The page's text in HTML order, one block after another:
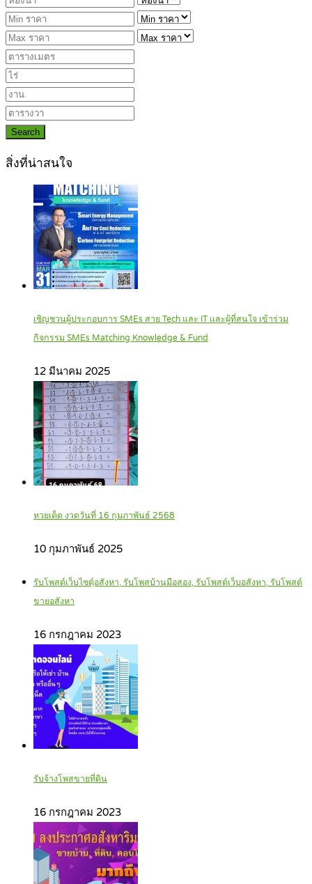
Search
สิ่งที่น่าสนใจ
เชิญชวนผู้ประกอบการ SMEs สาย Tech และ IT และผู้ที่สนใจ เข้าร่วม
กิจกรรม SMEs Matching Knowledge & Fund
12 มีนาคม 2025
หวยเด็ด งวดวันที่ 16 กุมภาพันธ์ 2568
10 กุมภาพันธ์ 2025
รับโพสต์เว็บไซตฺ์อสังหา, รับโพสบ้านมือสอง, รับโพสต์เว็บอสังหา, รับโพสต์
ขายอสังหา
16 กรกฎาคม 2023
รับจ้างโพสขายที่ดิน
16 กรกฎาคม 2023